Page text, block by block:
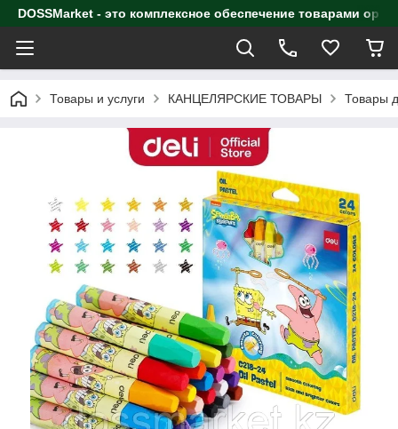
DOSSMarket - это комплексное обеспечение товарами
Товары и услуги КАНЦЕЛЯРСКИЕ ТОВАРЫ Товары